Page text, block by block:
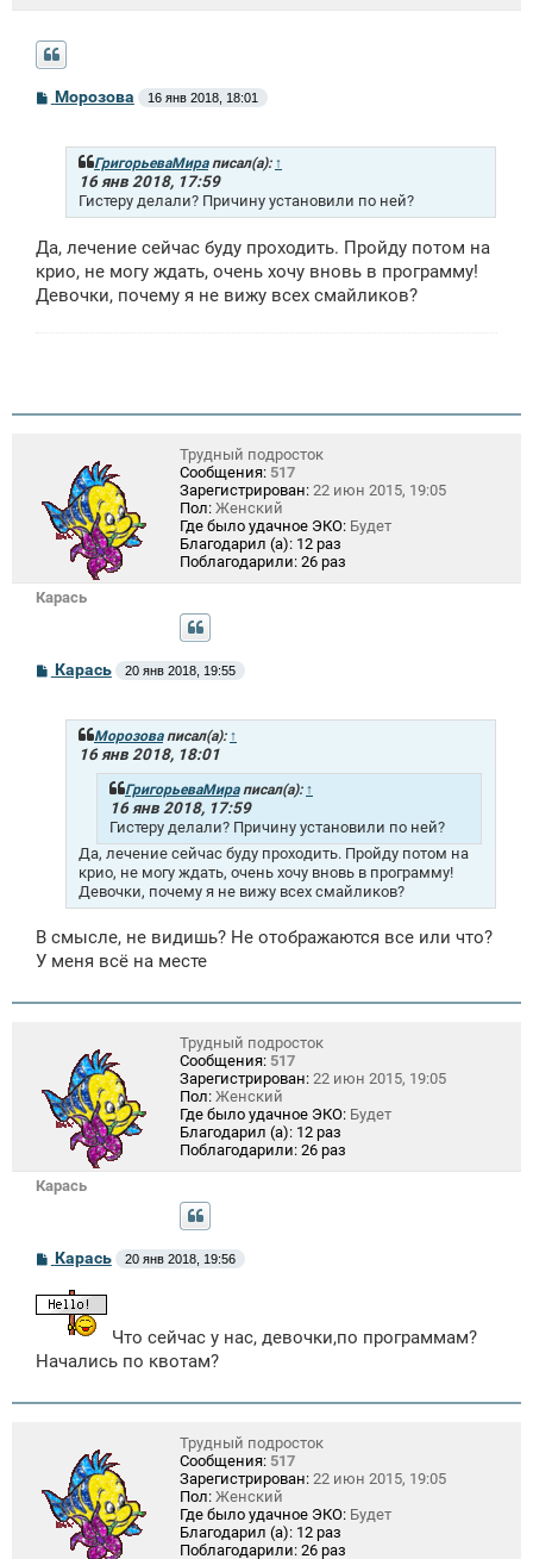
СМорозова 16 янв 2018, 18:01
ГригорьеваМираписал(а): ↑
16 янв 2018, 17:59
Гистеру делали? Причину установили по ней?
Да, лечение сейчас буду проходить. Пройду потом на
крио, не могу ждать, очень хочу вновь в программу!
Девочки, почему я не вижу всех смайликов?
Карась
Трудный подросток
Сообщения: 517
Зарегистрирован: 22 июн 2015, 19:05
Пол: Женский
Где было удачное ЭКО: Будет
Благодарил (а): 12 раз
Поблагодарили: 26 раз
СКарась 20 янв 2018, 19:55
Морозоваписал(а): ↑
16 янв 2018, 18:01
ГригорьеваМираписал(а): ↑
16 янв 2018, 17:59
Гистеру делали? Причину установили по ней?
Да, лечение сейчас буду проходить. Пройду потом на
крио, не могу ждать, очень хочу вновь в программу!
Девочки, почему я не вижу всех смайликов?
В смысле, не видишь? Не отображаются все или что?
У меня всё на месте
Карась
Трудный подросток
Сообщения: 517
Зарегистрирован: 22 июн 2015, 19:05
Пол: Женский
Где было удачное ЭКО: Будет
Благодарил (а): 12 раз
Поблагодарили: 26 раз
С
б
н
и
Карась 20 янв 2018, 19:56
Что сейчас у нас, девочки,по программам?
Начались по квотам?
Трудный подросток
Сообщения: 517
Зарегистрирован: 22 июн 2015, 19:05
Пол: Женский
Где было удачное ЭКО: Будет
Благодарил (а): 12 раз
Поблагодарили: 26 раз